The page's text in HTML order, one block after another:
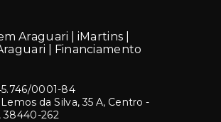
Araguari | iMartins |
| Financiamento
0001-84
da Silva, 35 A, Centro -
38440-262